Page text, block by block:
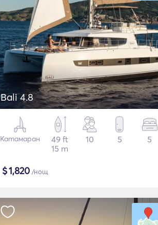
Bali 4.8
Катамаран
49 ft
15 m
10 5 5
$1,820 /нощ